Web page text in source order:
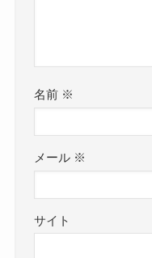
Moon
クー
まだ30
婚は意
猪井亜美さんは4歳
大学在学中にデビ
幼い頃からギター
名前 ※
メール ※
サイト